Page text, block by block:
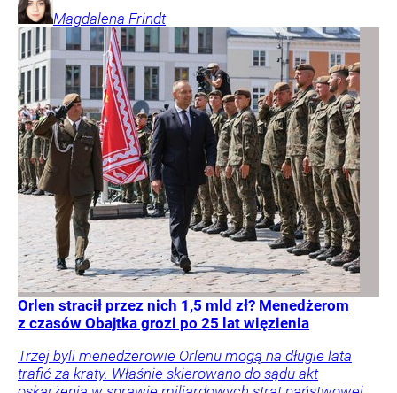
Magdalena Frindt
Orlen stracił przez nich 1,5 mld zł? Menedżerom
z czasów Obajtka grozi po 25 lat więzienia
Trzej byli menedżerowie Orlenu mogą na długie lata
trafić za kraty. Właśnie skierowano do sądu akt